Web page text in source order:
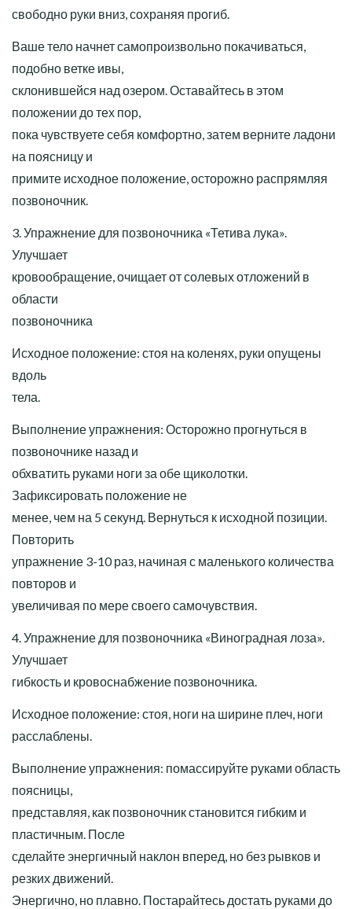
свободно руки вниз, сохраняя прогиб.
Ваше тело начнет самопроизвольно покачиваться,
подобно ветке ивы,
склонившейся над озером. Оставайтесь в этом
положении до тех пор,
пока чувствуете себя комфортно, затем верните ладони
на поясницу и
примите исходное положение, осторожно распрямляя
позвоночник.
3. Упражнение для позвоночника «Тетива лука».
Улучшает
кровообращение, очищает от солевых отложений в
области
позвоночника
Исходное положение: стоя на коленях, руки опущены
вдоль
тела.
Выполнение упражнения: Осторожно прогнуться в
позвоночнике назад и
обхватить руками ноги за обе щиколотки.
Зафиксировать положение не
менее, чем на 5 секунд. Вернуться к исходной позиции.
Повторить
упражнение 3-10 раз, начиная с маленького количества
повторов и
увеличивая по мере своего самочувствия.
4. Упражнение для позвоночника «Виноградная лоза».
Улучшает
гибкость и кровоснабжение позвоночника.
Исходное положение: стоя, ноги на ширине плеч, ноги
расслаблены.
Выполнение упражнения: помассируйте руками область
поясницы,
представляя, как позвоночник становится гибким и
пластичным. После
сделайте энергичный наклон вперед, но без рывков и
резких движений.
Энергично, но плавно. Постарайтесь достать руками до